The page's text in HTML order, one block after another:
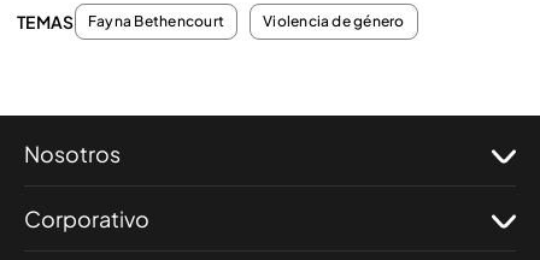
TEMAS Fayna Bethencourt Violencia de género
Nosotros
Corporativo